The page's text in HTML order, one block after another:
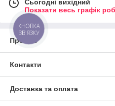
Сьогодні вихідний
Показати весь графік
Про нас
Контакти
Доставка та оплата
КНОПКА
ЗВ'ЯЗКУ